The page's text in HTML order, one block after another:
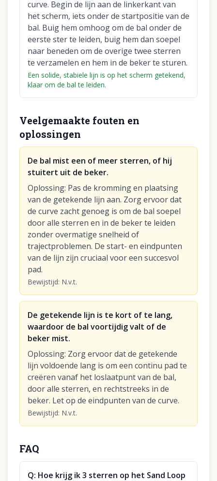
curve. Begin de lijn aan de linkerkant van
het scherm, iets onder de startpositie van de
bal. Buig hem omhoog om de bal onder de
eerste ster te leiden, buig hem dan soepel
naar beneden om de overige twee sterren
te verzamelen en hem in de beker te sturen.
Een solide, stabiele lijn is op het scherm getekend,
klaar om de bal te leiden.
Veelgemaakte fouten en
oplossingen
De bal mist een of meer sterren, of hij
stuitert uit de beker.
Oplossing: Pas de kromming en plaatsing
van de getekende lijn aan. Zorg ervoor dat
de curve zacht genoeg is om de bal soepel
door alle sterren en in de beker te leiden
zonder overmatige snelheid of
trajectproblemen. De start- en eindpunten
van de lijn zijn cruciaal voor een succesvol
pad.
Bewijstijd: N.v.t.
De getekende lijn is te kort of te lang,
waardoor de bal voortijdig valt of de
beker mist.
Oplossing: Zorg ervoor dat de getekende
lijn voldoende lang is om een continu pad te
creëren vanaf het loslaatpunt van de bal,
door alle sterren, en rechtstreeks in de
beker. Let op de eindpunten van de curve.
Bewijstijd: N.v.t.
FAQ
Q: Hoe krijg ik 3 sterren op het Sand Loop